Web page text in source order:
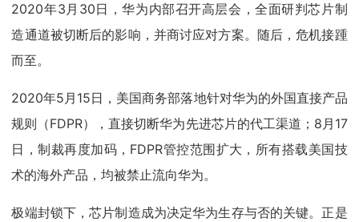
2020年3月30日，华为内部召开高层会，全面研判芯片制
造通道被切断后的影响，并商讨应对方案。随后，危机接踵
而至。
2020年5月15日，美国商务部落地针对华为的外国直接产品
规则（FDPR），直接切断华为先进芯片的代工渠道；8月17
日，制裁再度加码，FDPR管控范围扩大，所有搭载美国技
术的海外产品，均被禁止流向华为。
极端封锁下，芯片制造成为决定华为生存与否的关键。正是